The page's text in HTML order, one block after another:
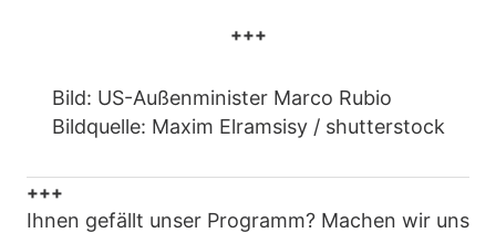
+++
Bild: US-Außenminister Marco Rubio
Bildquelle: Maxim Elramsisy / shutterstock
+++
Ihnen gefällt unser Programm? Machen wir uns